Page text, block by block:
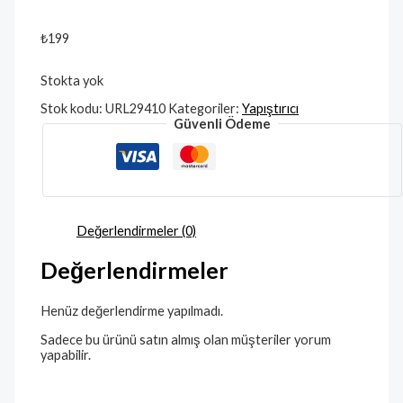
₺199
Stokta yok
Stok kodu:URL29410 Kategoriler:Yapıştırıcı
Güvenli Ödeme
Değerlendirmeler (0)
Değerlendirmeler
Henüz değerlendirme yapılmadı.
Sadece bu ürünü satın almış olan müşteriler yorum
yapabilir.